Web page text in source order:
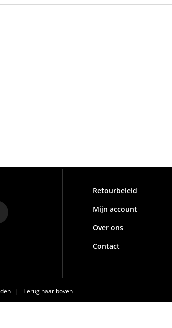
Retourbeleid
Mijn account
Over ons
Contact
| Terug naar boven